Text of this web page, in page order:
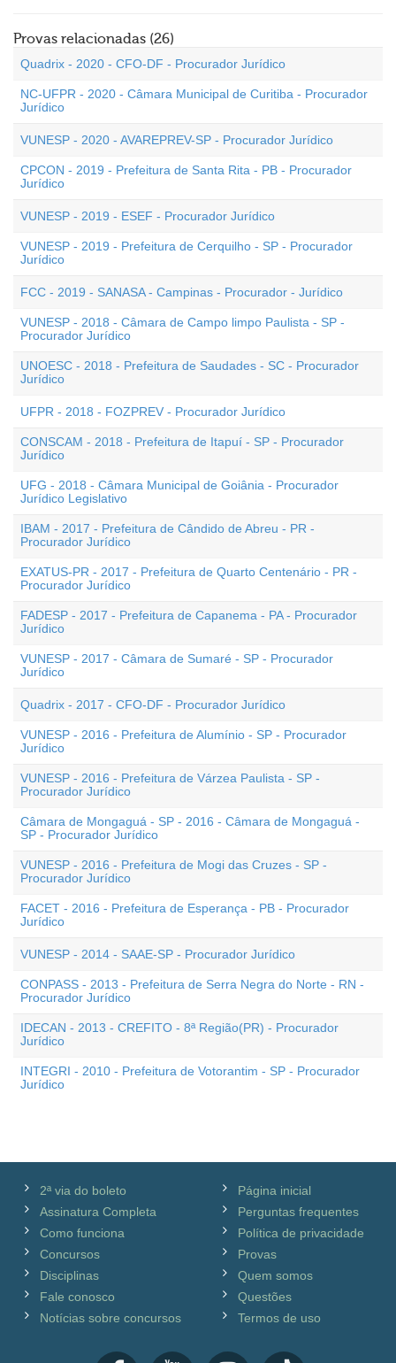
Provas relacionadas (26)
Quadrix - 2020 - CFO-DF - Procurador Jurídico
NC-UFPR - 2020 - Câmara Municipal de Curitiba - Procurador
Jurídico
VUNESP - 2020 - AVAREPREV-SP - Procurador Jurídico
CPCON - 2019 - Prefeitura de Santa Rita - PB - Procurador
Jurídico
VUNESP - 2019 - ESEF - Procurador Jurídico
VUNESP - 2019 - Prefeitura de Cerquilho - SP - Procurador
Jurídico
FCC - 2019 - SANASA - Campinas - Procurador - Jurídico
VUNESP - 2018 - Câmara de Campo limpo Paulista - SP -
Procurador Jurídico
UNOESC - 2018 - Prefeitura de Saudades - SC - Procurador
Jurídico
UFPR - 2018 - FOZPREV - Procurador Jurídico
CONSCAM - 2018 - Prefeitura de Itapuí - SP - Procurador
Jurídico
UFG - 2018 - Câmara Municipal de Goiânia - Procurador
Jurídico Legislativo
IBAM - 2017 - Prefeitura de Cândido de Abreu - PR -
Procurador Jurídico
EXATUS-PR - 2017 - Prefeitura de Quarto Centenário - PR -
Procurador Jurídico
FADESP - 2017 - Prefeitura de Capanema - PA - Procurador
Jurídico
VUNESP - 2017 - Câmara de Sumaré - SP - Procurador
Jurídico
Quadrix - 2017 - CFO-DF - Procurador Jurídico
VUNESP - 2016 - Prefeitura de Alumínio - SP - Procurador
Jurídico
VUNESP - 2016 - Prefeitura de Várzea Paulista - SP -
Procurador Jurídico
Câmara de Mongaguá - SP - 2016 - Câmara de Mongaguá -
SP - Procurador Jurídico
VUNESP - 2016 - Prefeitura de Mogi das Cruzes - SP -
Procurador Jurídico
FACET - 2016 - Prefeitura de Esperança - PB - Procurador
Jurídico
VUNESP - 2014 - SAAE-SP - Procurador Jurídico
CONPASS - 2013 - Prefeitura de Serra Negra do Norte - RN -
Procurador Jurídico
IDECAN - 2013 - CREFITO - 8ª Região(PR) - Procurador
Jurídico
INTEGRI - 2010 - Prefeitura de Votorantim - SP - Procurador
Jurídico
2ª via do boleto
Assinatura Completa
Como funciona
Concursos
Disciplinas
Fale conosco
Notícias sobre concursos
Página inicial
Perguntas frequentes
Política de privacidade
Provas
Quem somos
Questões
Termos de uso